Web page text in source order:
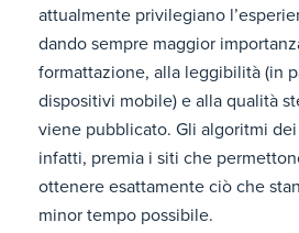
attualmente privilegiano
dando sempre maggior
formattazione, alla leggibilità (in
dispositivi mobile) e alla qualità
viene pubblicato. Gli algoritmi
infatti, premia i siti che
ottenere esattamente ciò che
minor tempo possibile.